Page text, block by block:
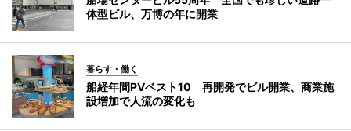
体型ビル、万博の年に開業
暮らす・働く
船経年間PVベスト10 再開発でビル開業、商業施
設増加で人流の変化も